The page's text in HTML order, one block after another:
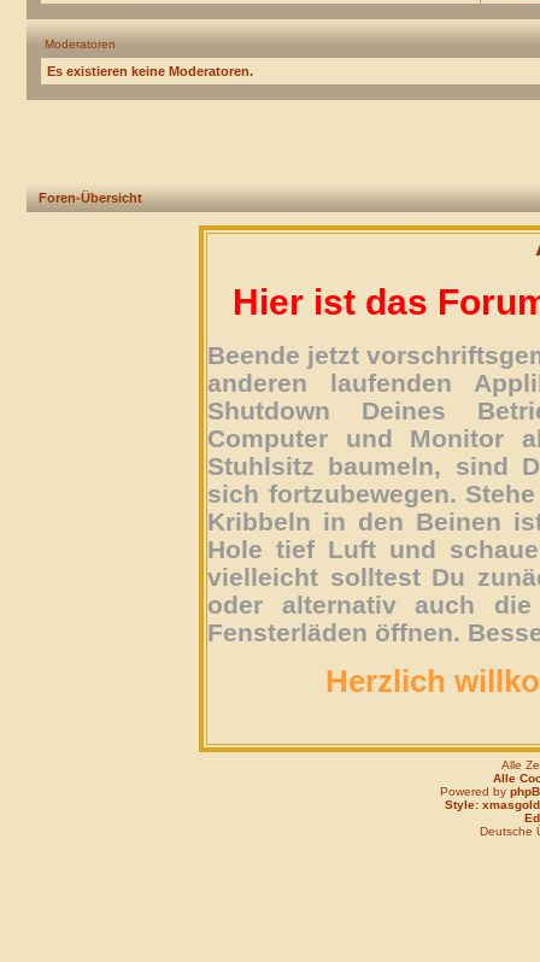
Moderatoren
Es existieren keine Moderatoren.
Foren-Übersicht
Hier ist das
Beende jetzt
anderen laufenden
Shutdown Deines
Computer und Monitor
Stuhlsitz baumeln, sind
sich fortzubewegen.
Kribbeln in den Beinen
Hole tief Luft und
vielleicht solltest Du
oder alternativ auch
Fensterläden öffnen.
Herzlich
Alle
Alle
Powered by
Style: xmasgold
Deutsche